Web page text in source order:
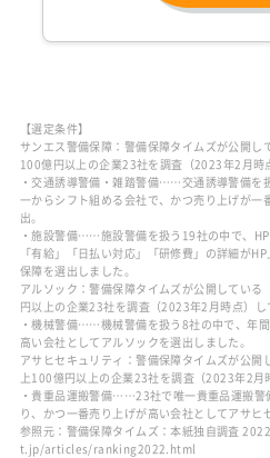
【選定条件】
サンエス警備保障：警備保障タイムズが公開
100億円以上の企業23社を調査（2023年2月時
・交通誘導警備・雑踏警備……交通誘導警備を
一からシフト組める会社で、かつ売り上げが
出。
・施設警備……施設警備を扱う19社の中で、
「有給」「日払い対応」「研修費」の詳細が
保障を選出しました。
アルソック：警備保障タイムズが公開してい
円以上の企業23社を調査（2023年2月時点）し
・機械警備……機械警備を扱う8社の中で、年
高い会社としてアルソックを選出しました。
アサヒセキュリティ：警備保障タイムズが公
上100億円以上の企業23社を調査（2023年2月
・貴重品運搬警備……23社で唯一貴重品運搬
り、かつ一番売り上げが高い会社としてアサヒ
参照元：警備保障タイムズ：本紙独自調査
t.jp/articles/ranking2022.html